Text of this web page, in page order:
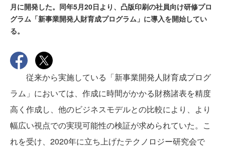
月に開発した。同年5月20日より、凸版印刷の社員向け研修プロ
グラム「新事業開発人財育成プログラム」に導入を開始してい
る。
従来から実施している「新事業開発人財育成プログ
ラム」においては、作成に時間がかかる財務諸表を精度
高く作成し、他のビジネスモデルとの比較により、より
幅広い視点での実現可能性の検証が求められていた。こ
れを受け、2020年に立ち上げたテクノロジー研究会で